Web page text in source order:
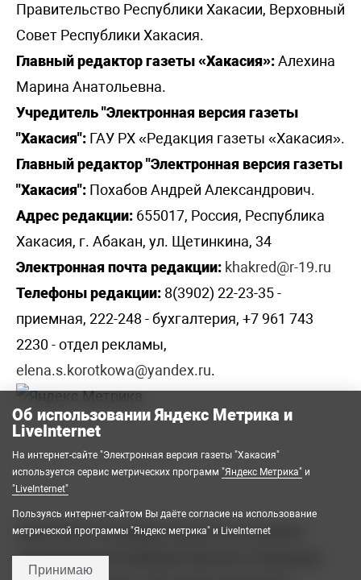
Правительство Республики Хакасии, Верховный
Совет Республики Хакасия.
Главный редактор газеты «Хакасия»:Алехина
Марина Анатольевна.
Учредитель "Электронная версия газеты
"Хакасия": ГАУ РХ «Редакция газеты «Хакасия».
Главный редактор "Электронная версия газеты
"Хакасия": Похабов Андрей Александрович.
Адрес редакции: 655017, Россия, Республика
Хакасия, г. Абакан, ул. Щетинкина, 34
Электронная почта редакции: khakred@r-19.ru
Телефоны редакции: 8(3902) 22-23-35 -
приемная, 222-248 - бухгалтерия, +7 961 743
2230 - отдел рекламы,
elena.s.korotkowa@yandex.ru.
2008-2026 © Государственное автономное
учреждение Республики Хакасия «Редакция
Об использовании Яндекс Метрика и
LiveInternet
На интернет-сайте "Электронная версия газеты "Хакасия"
используется сервис метрических программ "Яндекс Метрика" и
"LiveInternet"
Пользуясь интернет-сайтом Вы даёте согласие на использование
метрической программы "Яндекс метрика" и LiveInternet
Принимаю